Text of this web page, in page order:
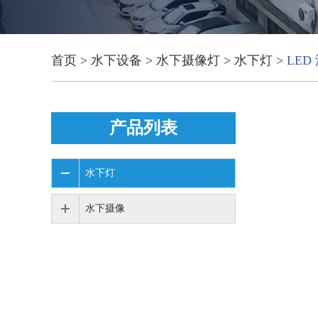
首页 > 水下设备 > 水下摄像灯 > 水下灯 > LED
产品列表
水下灯
水下摄像